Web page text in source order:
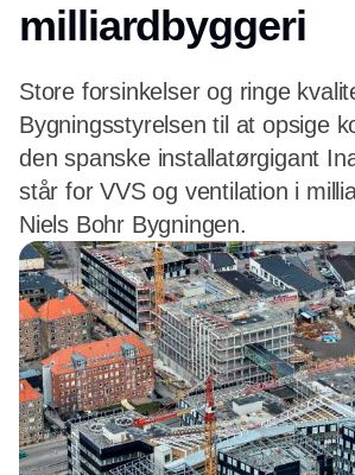
milliardbyggeri
Store forsinkelser og ringe
Bygningsstyrelsen til at opsige
den spanske installatørgigant
står for VVS og ventilation i
Niels Bohr Bygningen.